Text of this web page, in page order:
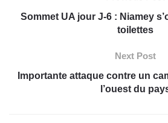
Sommet UA jour J-6 : Niamey
toilettes
Next Post
Importante attaque contre un
l’ouest du